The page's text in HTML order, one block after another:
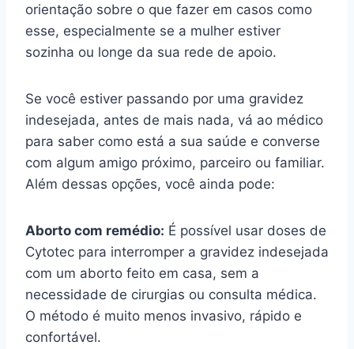
orientação sobre o que fazer em casos como
esse, especialmente se a mulher estiver
sozinha ou longe da sua rede de apoio.
Se você estiver passando por uma gravidez
indesejada, antes de mais nada, vá ao médico
para saber como está a sua saúde e converse
com algum amigo próximo, parceiro ou familiar.
Além dessas opções, você ainda pode:
Aborto com remédio: É possível usar doses de
Cytotec para interromper a gravidez indesejada
com um aborto feito em casa, sem a
necessidade de cirurgias ou consulta médica.
O método é muito menos invasivo, rápido e
confortável.